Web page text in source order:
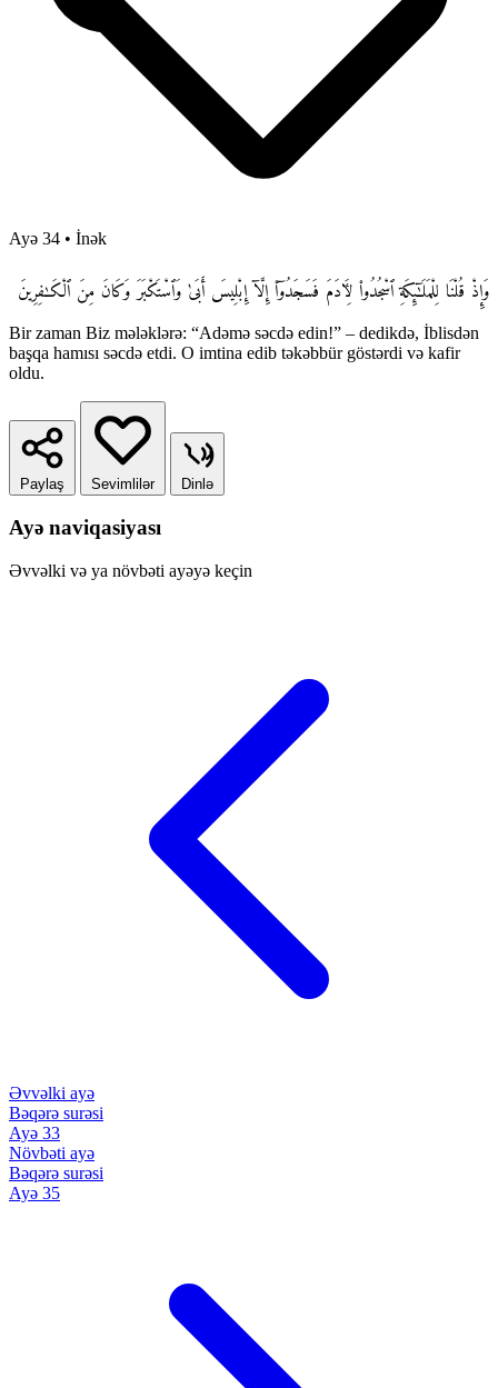
Ayə 34 • İnək
وَإِذْ قُلْنَا لِلْمَلَـٰٓئِكَةِ ٱسْجُدُوا۟ لِـَٔادَمَ فَسَجَدُوٓا۟ إِلَّآ إِبْلِيسَ أَبَىٰ وَٱسْتَكْبَرَ وَكَانَ مِنَ ٱلْكَـٰفِرِينَ
Bir zaman Biz mələklərə: “Adəmə səcdə edin!” – dedikdə, İblisdən
başqa hamısı səcdə etdi. O imtina edib təkəbbür göstərdi və kafir
oldu.
Paylaş Sevimlilər Dinlə
Ayə naviqasiyası
Əvvəlki və ya növbəti ayəyə keçin
Əvvəlki ayə
Bəqərə surəsi
Ayə 33
Növbəti ayə
Bəqərə surəsi
Ayə 35